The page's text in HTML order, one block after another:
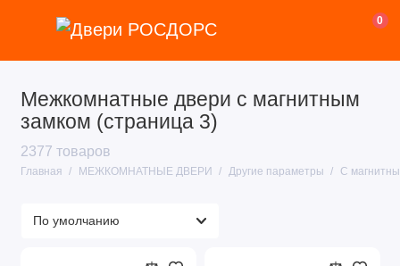
0
Межкомнатные двери с магнитным
замком (страница 3)
2377 товаров
Главная МЕЖКОМНАТНЫЕ ДВЕРИ Другие параметры С